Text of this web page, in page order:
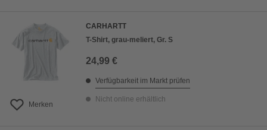
Merken
CARHARTT
T-Shirt, grau-meliert, Gr. S
24,99 €
Verfügbarkeit im Markt prüfen
Nicht online erhältlich